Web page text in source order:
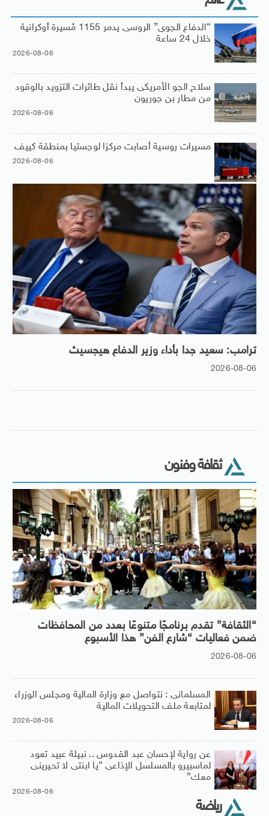
“الدفاع الجوى” الروسى يدمر 1155 مُسيرة أوكرانية
خلال 24 ساعة
2026-08-06
سلاح الجو الأمريكى يبدأ نقل طائرات التزويد بالوقود
من مطار بن جوريون
2026-08-06
مسيرات روسية أصابت مركزا لوجستيا بمنطقة كييف
2026-08-06
ترامب: سعيد جدا بأداء وزير الدفاع هيجسيث
2026-08-06
ثقافة وفنون
“الثقافة” تقدم برنامجًا متنوعًا بعدد من المحافظات
ضمن فعاليات “شارع الفن” هذا الأسبوع
2026-08-06
المسلمانى : نتواصل مع وزارة المالية ومجلس الوزراء
لمتابعة ملف التحويلات المالية
2026-08-06
عن رواية لإحسان عبد القدوس .. نبيلة عبيد تعود
لماسبيرو بالمسلسل الإذاعى “يا ابنتى لا تحيرينى
معك”
2026-08-06
رياضة